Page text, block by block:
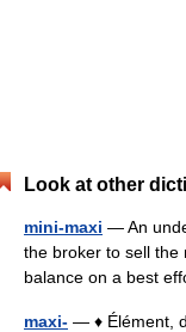
Look at other
mini-maxi — An
the broker to sell the
balance on a best
maxi- — ♦ Élément,